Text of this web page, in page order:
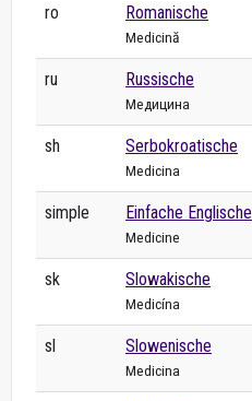
ro Romanische
Medicină
ru Russische
Медицина
sh Serbokroatische
Medicina
simple Einfache Englische
Medicine
sk Slowakische
Medicína
sl Slowenische
Medicina